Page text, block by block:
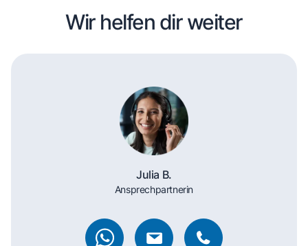
Wir helfen dir weiter
Julia B.
Ansprechpartnerin